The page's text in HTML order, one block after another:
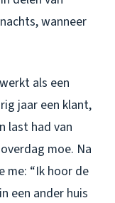
wanneer
als een
jaar een klant,
last had van
moe. Na
me: “Ik hoor de
een ander huis